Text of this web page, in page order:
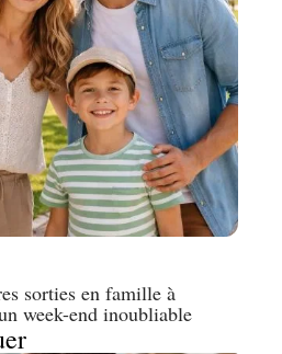
sorties en famille à
week-end inoubliable